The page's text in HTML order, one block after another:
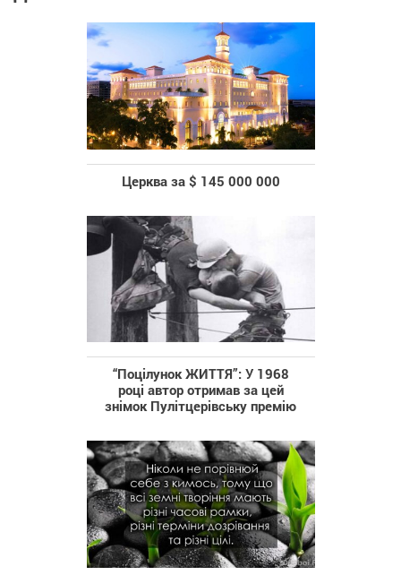
Церква за $ 145 000 000
“Поцілунок ЖИТТЯ”: У 1968
році автор отримав за цей
знімок Пулітцерівську премію